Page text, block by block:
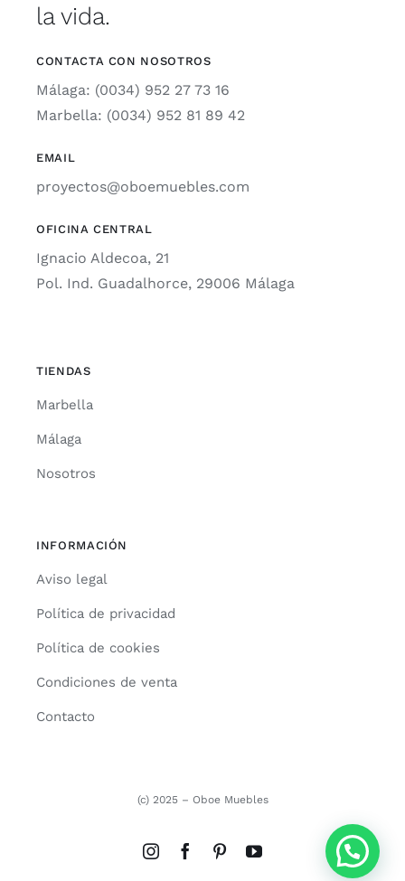
la vida.
CONTACTA CON NOSOTROS
Málaga: (0034) 952 27 73 16
Marbella: (0034) 952 81 89 42
EMAIL
proyectos@oboemuebles.com
OFICINA CENTRAL
Ignacio Aldecoa, 21
Pol. Ind. Guadalhorce, 29006 Málaga
TIENDAS
Marbella
Málaga
Nosotros
INFORMACIÓN
Aviso legal
Política de privacidad
Política de cookies
Condiciones de venta
Contacto
(c) 2025 – Oboe Muebles